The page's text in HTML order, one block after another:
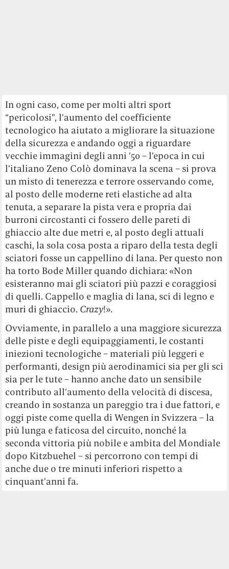
In ogni caso, come per molti altri sport
“pericolosi”, l’aumento del coefficiente
tecnologico ha aiutato a migliorare la situazione
della sicurezza e andando oggi a riguardare
vecchie immagini degli anni ’50 – l’epoca in cui
l’italiano Zeno Colò dominava la scena – si prova
un misto di tenerezza e terrore osservando come,
al posto delle moderne reti elastiche ad alta
tenuta, a separare la pista vera e propria dai
burroni circostanti ci fossero delle pareti di
ghiaccio alte due metri e, al posto degli attuali
caschi, la sola cosa posta a riparo della testa degli
sciatori fosse un cappellino di lana. Per questo non
ha torto Bode Miller quando dichiara: «Non
esisteranno mai gli sciatori più pazzi e coraggiosi
di quelli. Cappello e maglia di lana, sci di legno e
muri di ghiaccio. Crazy!».
Ovviamente, in parallelo a una maggiore sicurezza
delle piste e degli equipaggiamenti, le costanti
iniezioni tecnologiche – materiali più leggeri e
performanti, design più aerodinamici sia per gli sci
sia per le tute – hanno anche dato un sensibile
contributo all’aumento della velocità di discesa,
creando in sostanza un pareggio tra i due fattori, e
oggi piste come quella di Wengen in Svizzera – la
più lunga e faticosa del circuito, nonché la
seconda vittoria più nobile e ambita del Mondiale
dopo Kitzbuehel – si percorrono con tempi di
anche due o tre minuti inferiori rispetto a
cinquant’anni fa.